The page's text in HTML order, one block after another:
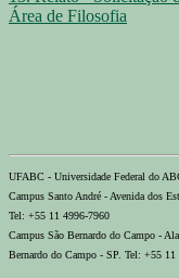
Área de Filosofia
UFABC - Universidade Federal do
Campus Santo André - Avenida dos
Tel: +55 11 4996-7960
Campus São Bernardo do Campo -
Bernardo do Campo - SP. Tel: +55 11